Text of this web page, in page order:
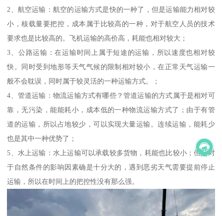
2、航空运输：航空的运输方式是快的一种了，但是运输能力相对较
小，核载量要把控，成本属于比较高的一种，对于航空人员的技术
要求也是比较高的。飞机运输的高价高，耗能也相对较大；
3、公路运输：在运输时间上属于短途的运输，所以速度也相对较
快。同时受到地形等天气气候的限制相对较小，在正常天气运输一
般不会耽误，同时属于较灵活的一种运输方式。；
4、管道运输：物流运输方式有哪些？管道运输的方式属于是相对可
靠，无污染，能能耗小，成本低的一种物流运输方式了；由于有管
道的运输，所以占地较少，可以实现大量运输。连续运输，能耗少
也是其中一种优势了；
5、水上运输：水上运输可以承载较多货物，耗能也比较小；但是对
于自然条件的影响因素确是十分大的，遇到恶劣天气需要提前停止
运输，所以在时间上的把控性没有那么强。